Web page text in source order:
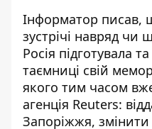
Інформатор писав,
зустрічі навряд чи
Росія підготувала
таємниці свій
якого тим часом
агенція Reuters:
Запоріжжя, змінити